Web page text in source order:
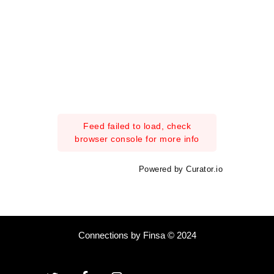
Feed failed to load, check
browser console for more info
Powered by Curator.io
Connections by Finsa © 2024